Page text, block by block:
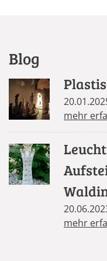
Blog
mehr
Säule
mehr